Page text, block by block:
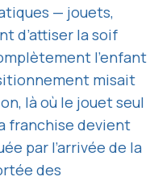
— jouets,
d’attiser la soif
l’enfant
misait
là où le jouet seul
franchise devient
par l’arrivée de la
des